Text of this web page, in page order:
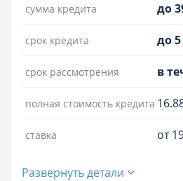
сумма кредита до
срок кредита до
срок рассмотрения в
полная стоимость кредита
ставка от
Развернуть детали